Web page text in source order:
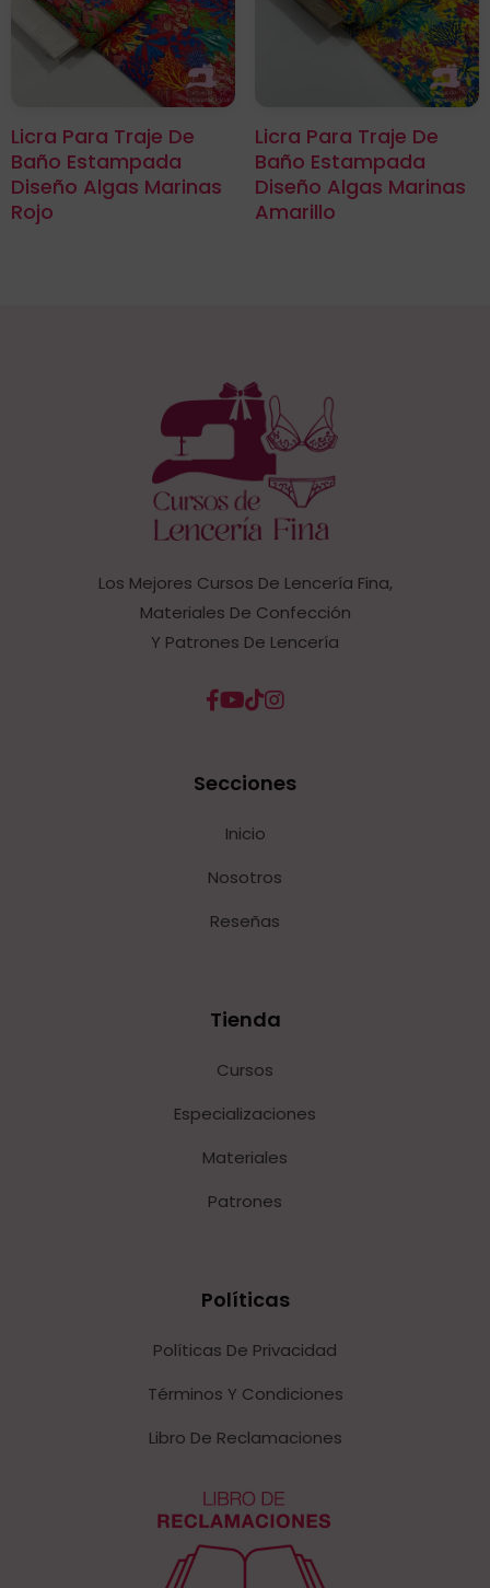
Licra Para Traje De
Baño Estampada
Diseño Algas Marinas
Rojo
Licra Para Traje De
Baño Estampada
Diseño Algas Marinas
Amarillo
Los Mejores Cursos De Lencería Fina,
Materiales De Confección
Y Patrones De Lencería
Secciones
Inicio
Nosotros
Reseñas
Tienda
Cursos
Especializaciones
Materiales
Patrones
Políticas
Políticas De Privacidad
Términos Y Condiciones
Libro De Reclamaciones